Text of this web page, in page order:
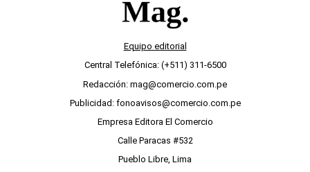
Equipo editorial
Central Telefónica: (+511) 311-6500
Redacción: mag@comercio.com.pe
Publicidad: fonoavisos@comercio.com.pe
Empresa Editora El Comercio
Calle Paracas #532
Pueblo Libre, Lima